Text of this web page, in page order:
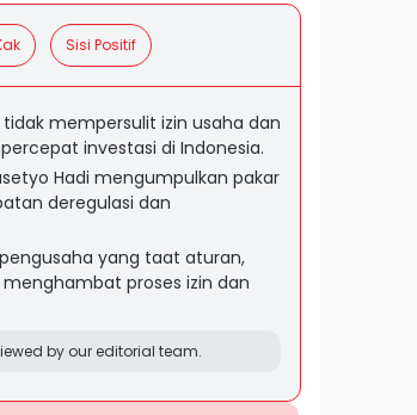
Sisi Positif
tidak mempersulit izin usaha dan
investasi di Indonesia.
Hadi mengumpulkan pakar
deregulasi dan
yang taat aturan,
proses izin dan
by our editorial team.